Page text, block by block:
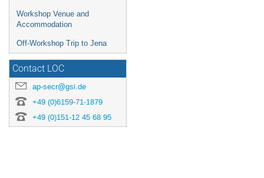
Workshop Venue and
Accommodation
Off-Workshop Trip to Jena
Contact LOC
ap-secr@gsi.de
+49 (0)6159-71-1879
+49 (0)151-12 45 68 95